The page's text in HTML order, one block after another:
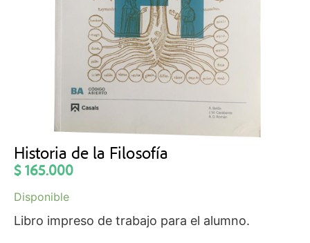
Historia de la Filosofía
$165.000
Disponible
Libro impreso de trabajo para el alumno.